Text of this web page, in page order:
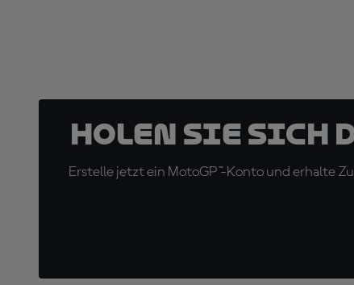
Holen Sie sich
Erstelle jetzt ein MotoGP™-Konto und erhalte